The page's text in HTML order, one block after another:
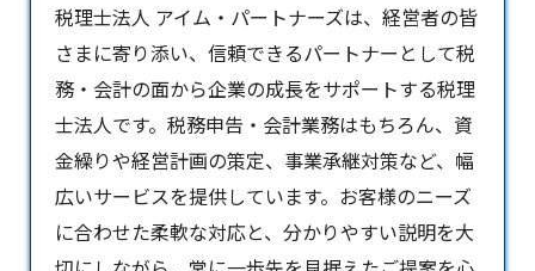
税理士法人 アイム・パートナーズは、経営者の皆
さまに寄り添い、信頼できるパートナーとして税
務・会計の面から企業の成長をサポートする税理
士法人です。税務申告・会計業務はもちろん、資
金繰りや経営計画の策定、事業承継対策など、幅
広いサービスを提供しています。お客様のニーズ
に合わせた柔軟な対応と、分かりやすい説明を大